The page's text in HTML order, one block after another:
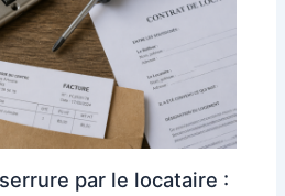
par le locataire :